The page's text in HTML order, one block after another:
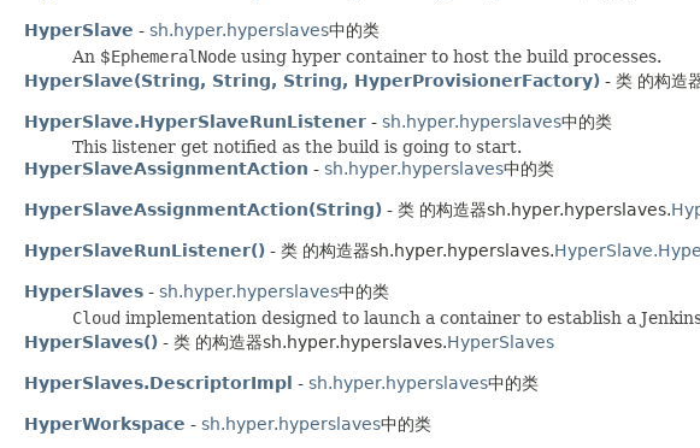
HyperSlave - sh.hyper.hyperslaves中的类
An $EphemeralNode using hyper container to host the build processes.
HyperSlave(String, String, String, HyperProvisionerFactory) - 类 的构造
HyperSlave.HyperSlaveRunListener - sh.hyper.hyperslaves中的类
This listener get notified as the build is going to start.
HyperSlaveAssignmentAction - sh.hyper.hyperslaves中的类
HyperSlaveAssignmentAction(String) - 类 的构造器sh.hyper.hyperslaves.
HyperSlaveRunListener() - 类 的构造器sh.hyper.hyperslaves.
HyperSlaves - sh.hyper.hyperslaves中的类
Cloud implementation designed to launch a container to establish a
HyperSlaves() - 类 的构造器sh.hyper.hyperslaves.HyperSlaves
HyperSlaves.DescriptorImpl - sh.hyper.hyperslaves中的类
HyperWorkspace - sh.hyper.hyperslaves中的类